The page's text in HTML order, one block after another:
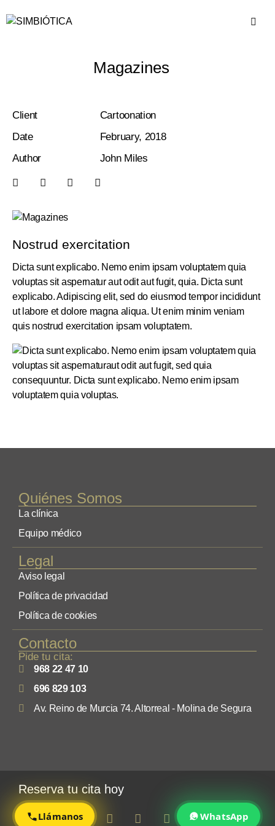
Magazines
Nostrud exercitation
Dicta sunt explicabo. Nemo enim ipsam voluptatem quia
voluptas sit aspernatur aut odit aut fugit, quia. Dicta sunt
explicabo. Adipiscing elit, sed do eiusmod tempor incididunt
ut labore et dolore magna aliqua. Ut enim minim veniam
quis nostrud exercitation ipsam voluptatem.
Client
Cartoonation
Date
February, 2018
Author
John Miles
Quiénes Somos
La clínica
Equipo médico
Legal
Aviso legal
Política de privacidad
Política de cookies
Contacto
Pide tu cita:
968 22 47 10
696 829 103
Av. Reino de Murcia 74. Altorreal - Molina de Segura
Reserva tu cita hoy
Llámanos WhatsApp